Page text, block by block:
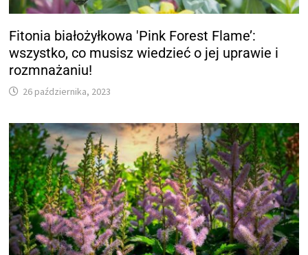
Fitonia białożyłkowa 'Pink Forest Flame’:
wszystko, co musisz wiedzieć o jej uprawie i
rozmnażaniu!
26 października, 2023